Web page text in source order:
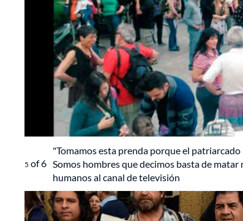
5 of6
"Tomamos esta prenda porque el
Somos hombres que decimos basta de
humanos al canal de televisión